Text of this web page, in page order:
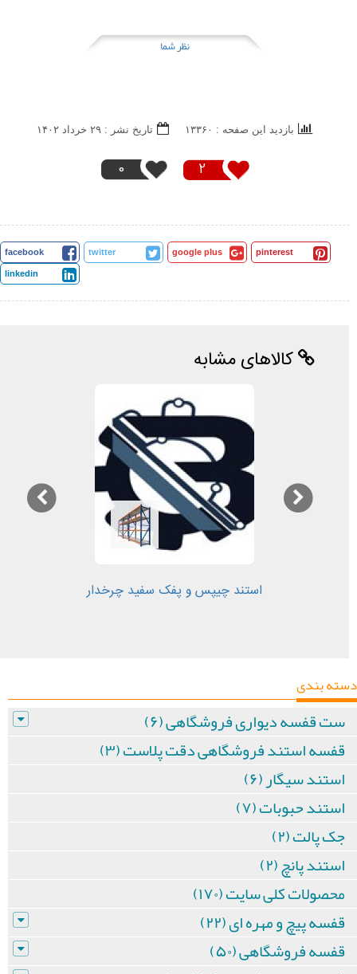
نظر شما
2
0
بازدید این صفحه : ۱۳۳۶۰ تاریخ نشر : ۲۹ خرداد ۱۴۰۲
facebook twitter google plus pinterest
linkedin
کالاهای مشابه
استند چیپس و پفک سفید چرخدار
دسته بندی
ست قفسه دیواری فروشگاهی (۶)
قفسه استند فروشگاهی دقت پلاست (۳)
استند سیگار (۶)
استند حبوبات (۷)
جک پالت (۲)
استند پانچ (۲)
محصولات کلی سایت (۱۷۰)
قفسه پیچ و مهره ای (۲۲)
قفسه فروشگاهی (۵۰)